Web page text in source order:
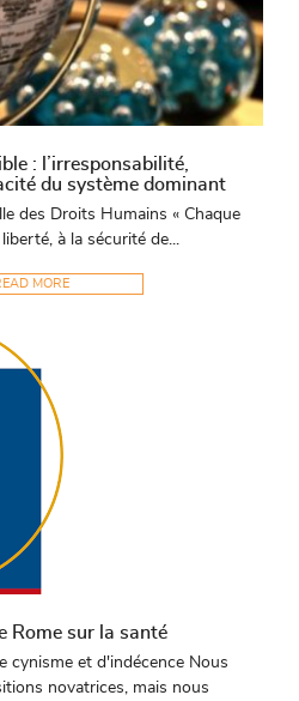
: l’irresponsabilité,
du système dominant
des Droits Humains « Chaque
à la sécurité de...
MORE
Rome sur la santé
cynisme et d'indécence Nous
novatrices, mais nous